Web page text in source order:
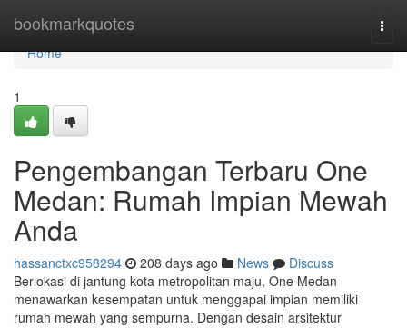
bookmarkquotes
Home
Home
1
Pengembangan Terbaru One
Medan: Rumah Impian Mewah
Anda
hassanctxc958294 208 days ago News
Discuss
Berlokasi di jantung kota metropolitan maju, One Medan
menawarkan kesempatan untuk menggapai impian memiliki
rumah mewah yang sempurna. Dengan desain arsitektur